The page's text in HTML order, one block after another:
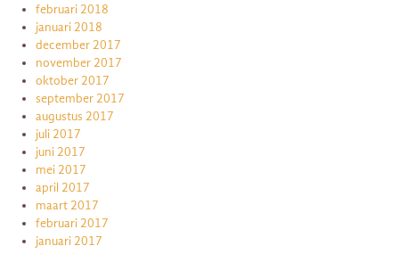
februari 2018
januari 2018
december 2017
november 2017
oktober 2017
september 2017
augustus 2017
juli 2017
juni 2017
mei 2017
april 2017
maart 2017
februari 2017
januari 2017